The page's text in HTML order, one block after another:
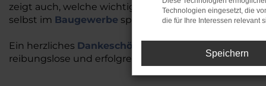
zeigt auch, welche wichtige RolleElektrofahrzeuge
selbst im Baugewerbe spielen können.
Ein herzliches Dankeschön an alle Beteiligten
reibungslose und erfolgreiche Übergabe!
Technologien eingesetzt, die
die für Ihre Interessen relevant
Speichern